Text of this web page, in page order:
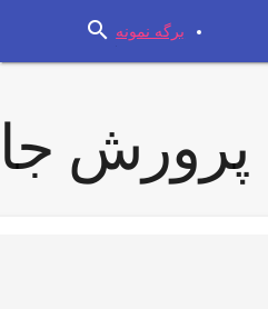
برگه نمونه search
پرورش